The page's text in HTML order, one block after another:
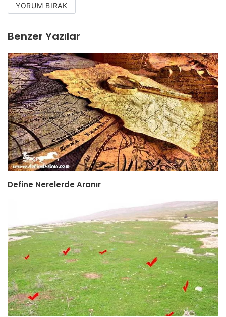
YORUM BIRAK
Benzer Yazılar
Define Nerelerde Aranır